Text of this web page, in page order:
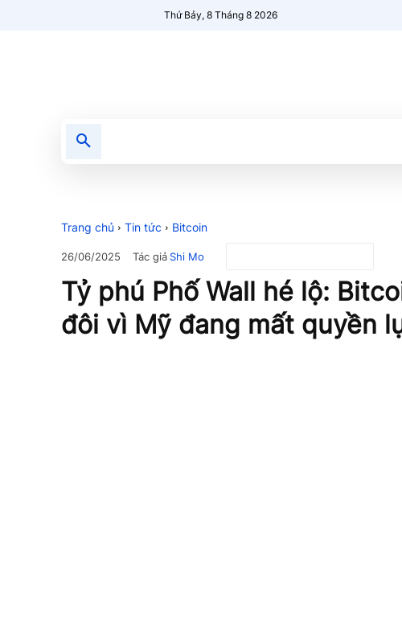
Thứ Bảy, 8 Tháng 8 2026
Trang chủ Tin tức Bitcoin
26/06/2025 Tác giảShi Mo
Tỷ phú Phố Wall hé lộ:
đôi vì Mỹ đang mất quyền